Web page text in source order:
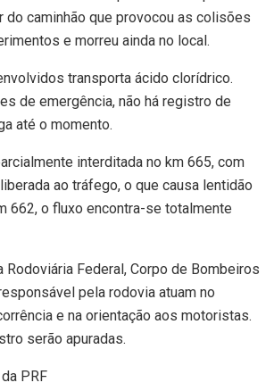
do caminhão que provocou as colisões
e morreu ainda no local.
transporta ácido clorídrico.
de emergência, não há registro de
até o momento.
interditada no km 665, com
ao tráfego, o que causa lentidão
662, o fluxo encontra-se totalmente
Rodoviária Federal, Corpo de Bombeiros
pela rodovia atuam no
e na orientação aos motoristas.
serão apuradas.
PRF